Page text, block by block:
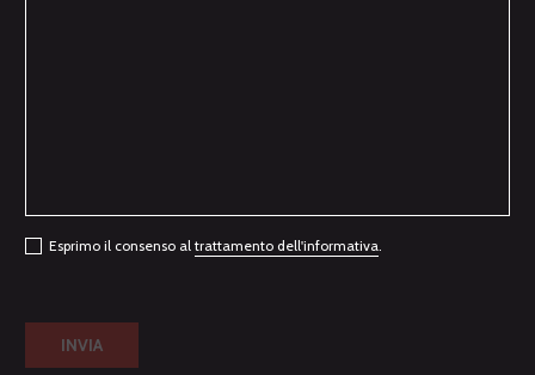
Esprimo il consenso al trattamento dell'informativa.